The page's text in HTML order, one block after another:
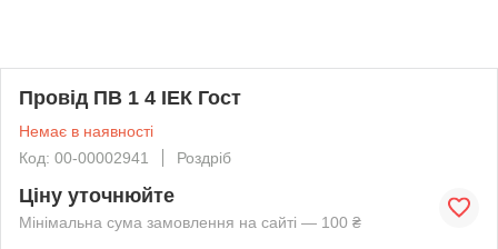
Провід ПВ 1 4 ІЕК Гост
Немає в наявності
Код: 00-00002941
Роздріб
Ціну уточнюйте
Мінімальна сума замовлення на сайті — 100 ₴